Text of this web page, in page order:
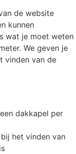
de website
kunnen
wat je moet weten
We geven je
vinden van de
dakkapel per
het vinden van